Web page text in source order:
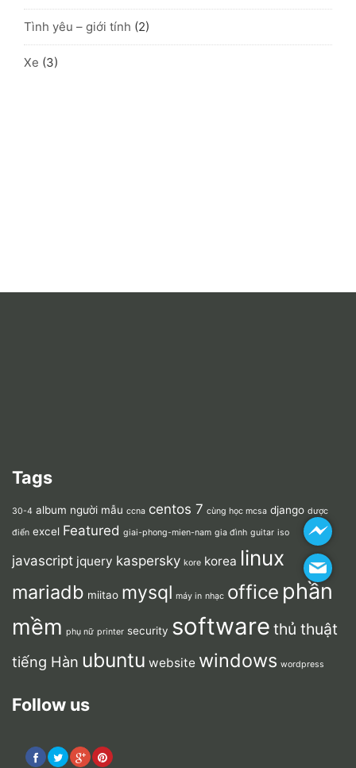
Tình yêu – giới tính (2)
Xe (3)
Tags
30-4 album người mẫu ccna centos 7 cùng học mcsa django dược
điển excel Featured giai-phong-mien-nam gia đình guitar iso
javascript jquery kaspersky kore korea linux
mariadb miitao mysql máy in nhạc office phần
mềm phụ nữ printer security software thủ thuật
tiếng Hàn ubuntu website windows wordpress
Follow us